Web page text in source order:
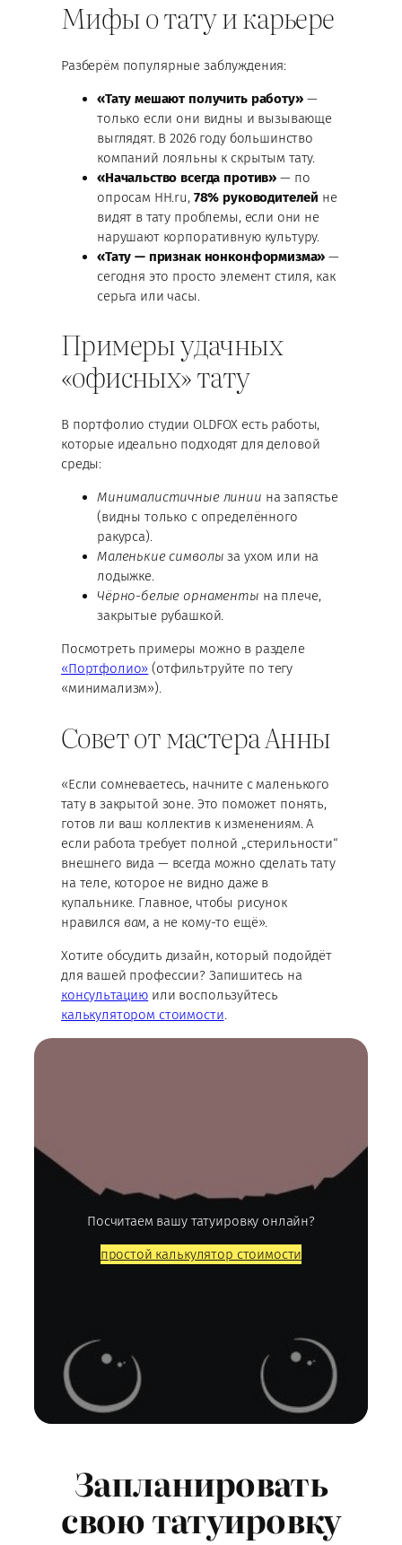
Мифы о тату и карьере
Разберём популярные заблуждения:
«Тату мешают получить работу»—
только если они видны и вызывающе
выглядят. В 2026 году большинство
компаний лояльны к скрытым тату.
«Начальство всегда против» — по
опросам HH.ru, 78% руководителей не
видят в тату проблемы, если они не
нарушают корпоративную культуру.
«Тату — признак нонконформизма» —
сегодня это просто элемент стиля, как
серьга или часы.
Примеры удачных
«офисных» тату
В портфолио студии OLDFOX есть работы,
которые идеально подходят для деловой
среды:
Минималистичные линии на запястье
(видны только с определённого
ракурса).
Маленькие символы за ухом или на
лодыжке.
Чёрно-белые орнаменты на плече,
закрытые рубашкой.
Посмотреть примеры можно в разделе
«Портфолио» (отфильтруйте по тегу
«минимализм»).
Совет от мастера Анны
«Если сомневаетесь, начните с маленького
тату в закрытой зоне. Это поможет понять,
готов ли ваш коллектив к изменениям. А
если работа требует полной „стерильности“
внешнего вида — всегда можно сделать тату
на теле, которое не видно даже в
купальнике. Главное, чтобы рисунок
нравился вам, а не кому-то ещё».
Хотите обсудить дизайн, который подойдёт
для вашей профессии? Запишитесь на
консультацию или воспользуйтесь
калькулятором стоимости.
Посчитаем вашу татуировку онлайн?
простой калькулятор стоимости
Запланировать
свою татуировку